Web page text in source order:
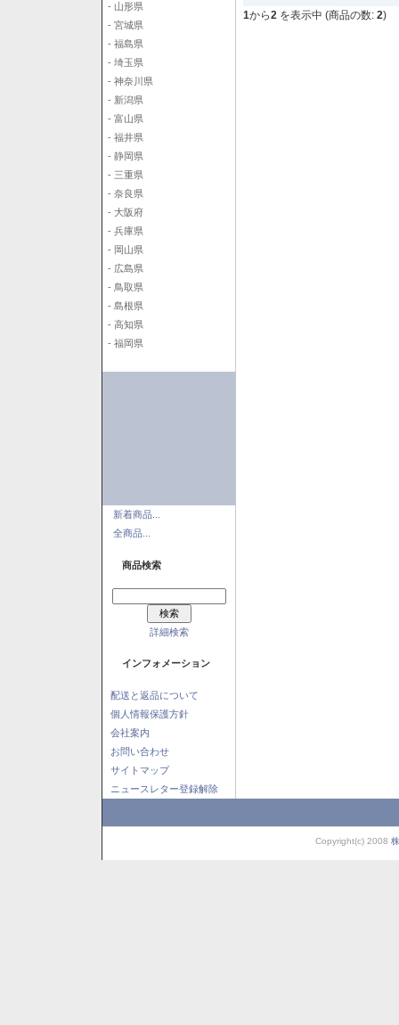
- 山形県
- 宮城県
- 福島県
- 埼玉県
- 神奈川県
- 新潟県
- 富山県
- 福井県
- 静岡県
- 三重県
- 奈良県
- 大阪府
- 兵庫県
- 岡山県
- 広島県
- 鳥取県
- 島根県
- 高知県
- 福岡県
新着商品...
全商品...
商品検索
詳細検索
インフォメーション
配送と返品について
個人情報保護方針
会社案内
お問い合わせ
サイトマップ
ニュースレター登録解除
1から2 を表示中 (商品の数: 2)
Copyright(c) 2008